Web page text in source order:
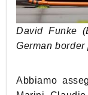
David Funke
German border
Abbiamo